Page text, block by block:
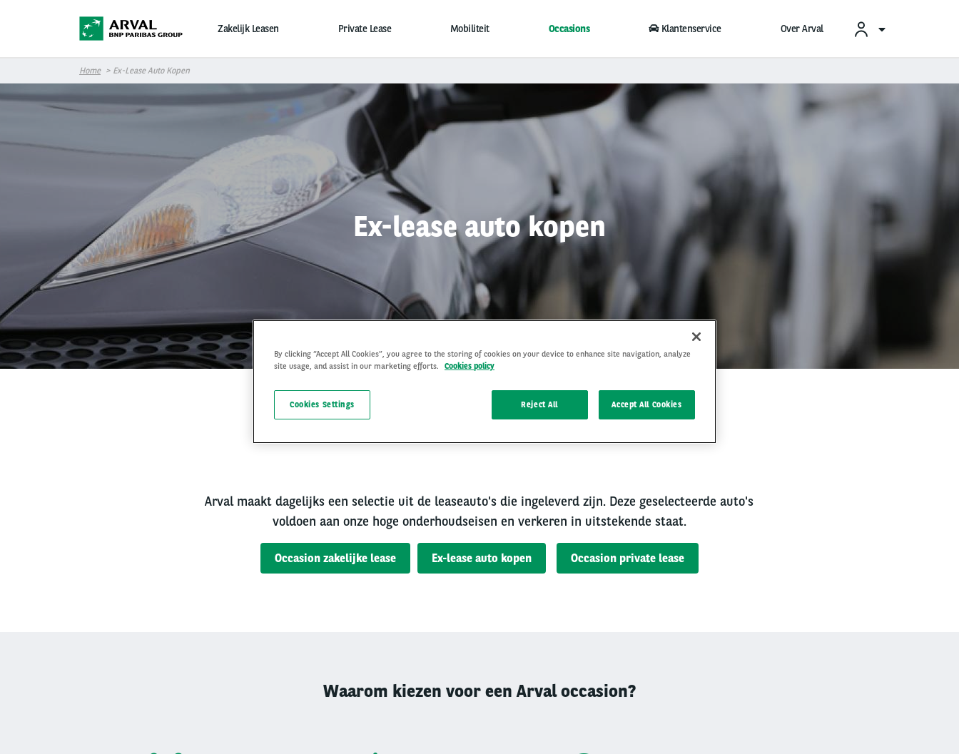
Zakelijk Leasen Private Lease Mobiliteit Occasions Klantenservice Over Arval
Home Ex-Lease Auto Kopen
Ex-lease auto kopen
Arval maakt dagelijks een selectie uit de leaseauto's die ingeleverd zijn. Deze geselecteerde auto's
voldoen aan onze hoge onderhoudseisen en verkeren in uitstekende staat.
Occasion zakelijke lease Ex-lease auto kopen Occasion private lease
Waarom kiezen voor een Arval occasion?
By clicking “Accept All Cookies”, you agree to the storing of cookies on your device to enhance site navigation, analyze
site usage, and assist in our marketing efforts.
Cookies policy
Reject All Accept All Cookies
Cookies Settings